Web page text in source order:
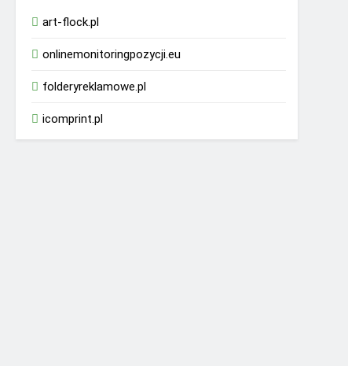
art-flock.pl
onlinemonitoringpozycji.eu
folderyreklamowe.pl
icomprint.pl